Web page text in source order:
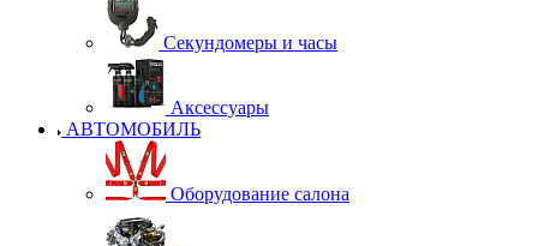
Секундомеры и часы
Аксессуары
АВТОМОБИЛЬ
Оборудование салона